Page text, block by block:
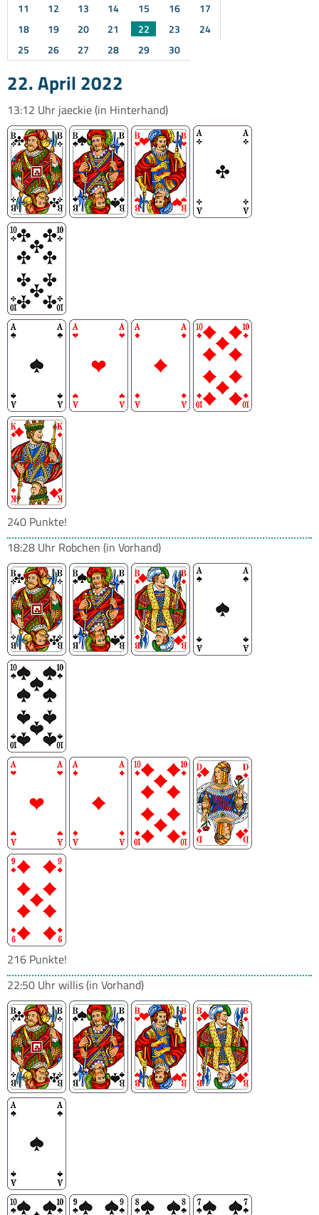
11
12 13 14 15 16
17
18
19 20 21 22 23
24
25
26 27 28 29 30
22. April 2022
13:12 Uhr jaeckie(in Hinterhand)
240 Punkte!
18:28 Uhr Robchen (in Vorhand)
216 Punkte!
22:50 Uhrwillis(in Vorhand)